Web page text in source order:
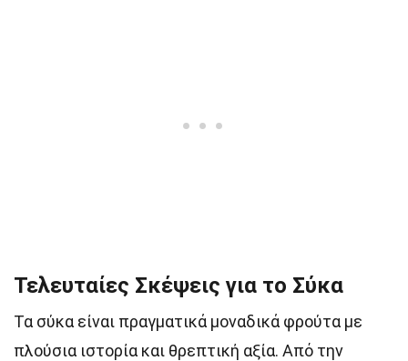
Τελευταίες Σκέψεις για το Σύκα
Τα σύκα είναι πραγματικά μοναδικά φρούτα με
πλούσια ιστορία και θρεπτική αξία. Από την